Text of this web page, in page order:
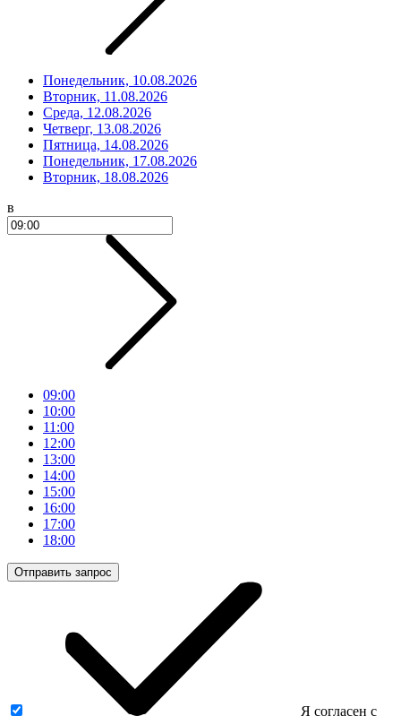
Понедельник, 10.08.2026
Вторник, 11.08.2026
Среда, 12.08.2026
Четверг, 13.08.2026
Пятница, 14.08.2026
Понедельник, 17.08.2026
Вторник, 18.08.2026
в
09:00
10:00
11:00
12:00
13:00
14:00
15:00
16:00
17:00
18:00
Отправить запрос
Я согласен с